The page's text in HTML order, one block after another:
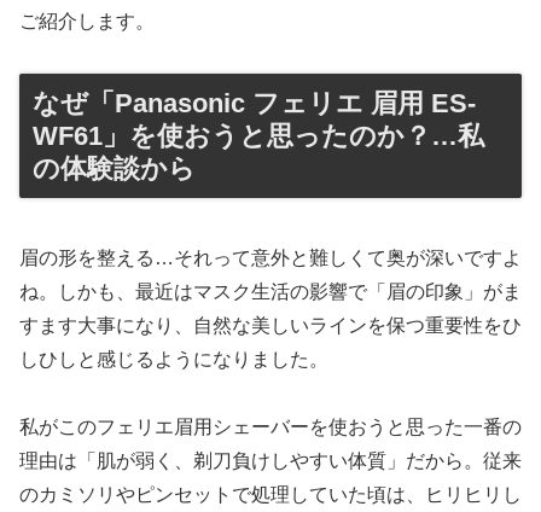
ご紹介します。
なぜ「Panasonic フェリエ 眉用 ES-
WF61」を使おうと思ったのか？…私
の体験談から
眉の形を整える…それって意外と難しくて奥が深いですよ
ね。しかも、最近はマスク生活の影響で「眉の印象」がま
すます大事になり、自然な美しいラインを保つ重要性をひ
しひしと感じるようになりました。
私がこのフェリエ眉用シェーバーを使おうと思った一番の
理由は「肌が弱く、剃刀負けしやすい体質」だから。従来
のカミソリやピンセットで処理していた頃は、ヒリヒリし